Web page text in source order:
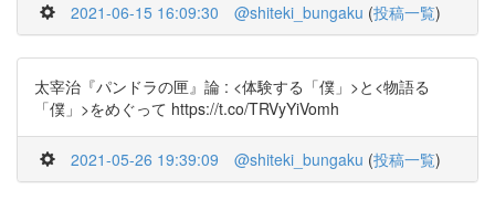
2021-06-15 16:09:30 @shiteki_bungaku (投稿一覧)
太宰治『パンドラの匣』論 : <体験する「僕」>と<物語る
「僕」>をめぐって https://t.co/TRVyYiVomh
2021-05-26 19:39:09 @shiteki_bungaku (投稿一覧)